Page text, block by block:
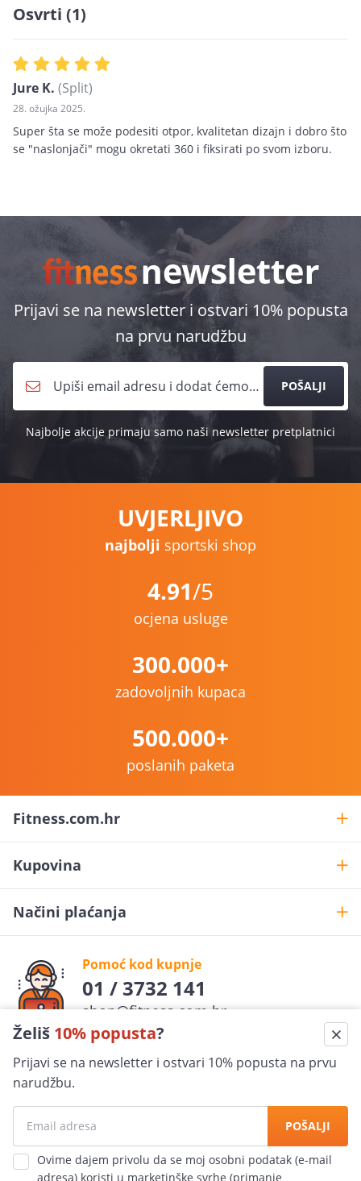
Osvrti (1)
Jure K. (Split)
28. ožujka 2025.
Super šta se može podesiti otpor, kvalitetan dizajn i dobro što
se "naslonjači" mogu okretati 360 i fiksirati po svom izboru.
Želiš 10% popusta?
Prijavi se na newsletter i ostvari 10% popusta na prvu
narudžbu.
POŠALJI
Ovime dajem privolu da se moj osobni podatak (e-mail
adresa) koristi u marketinške svrhe (primanje
Prijavi se na newsletter i ostvari 10% popusta
na prvu narudžbu
POŠALJI
Najbolje akcije primaju samo naši newsletter pretplatnici
UVJERLJIVO
najbolji sportski shop
4.91/5
ocjena usluge
300.000+
zadovoljnih kupaca
500.000+
poslanih paketa
Fitness.com.hr
Kupovina
Načini plaćanja
Pomoć kod kupnje
01 / 3732 141
shop@fitness.com.hr
pratite nas
Sigurna kupovina
100% jamčimo za sigurnost